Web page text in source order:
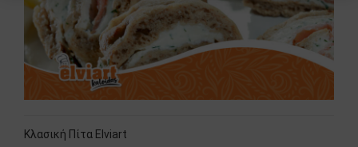
Κλασική Πίτα Elviart